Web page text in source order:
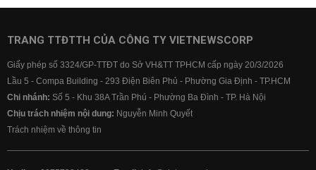
TRANG TTĐTTH CỦA CÔNG TY VIETNEWSCORP
Giấy phép số 3324/GP-TTĐT do Sở VH&TT TPHCM cấp ngày 20/3/2026
Lầu 5 - Compa Building - 293 Điện Biên Phủ - Phường Gia Định - TP.HCM
Chi nhánh: Số 5 - Khu 38A Trần Phú - Phường Ba Đình - TP. Hà Nội
Chịu trách nhiệm nội dung: Nguyễn Minh Quyết
Trách nhiệm về thông tin